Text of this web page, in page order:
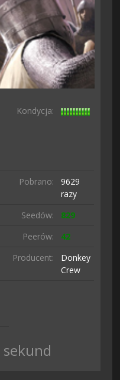
Kondycja:
Pobrano:
9629
razy
Seedów:
829
Peerów:
42
Producent:
Donkey
Crew
sekund